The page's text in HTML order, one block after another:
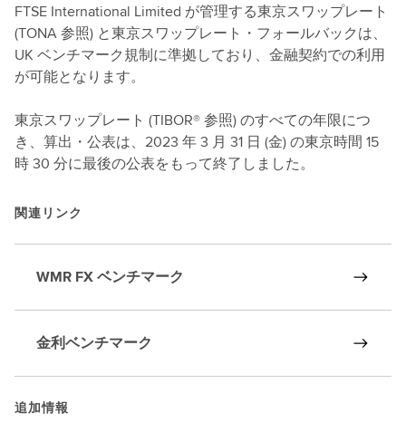
FTSE International Limited が管理する東京スワップレート
(TONA 参照) と東京スワップレート・フォールバックは、
UK ベンチマーク規制に準拠しており、金融契約での利用
が可能となります。
東京スワップレート (TIBOR® 参照) のすべての年限につ
き、算出・公表は、2023 年 3 月 31 日 (金) の東京時間 15
時 30 分に最後の公表をもって終了しました。
関連リンク
WMR FX ベンチマーク
金利ベンチマーク
追加情報